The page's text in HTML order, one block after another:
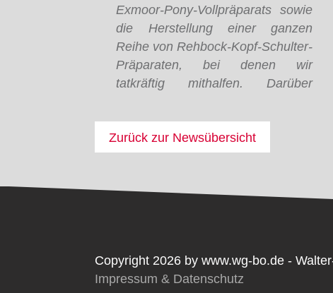
Exmoor-Pony-Vollpräparats sowie
die Herstellung einer ganzen
Reihe von Rehbock-Kopf-Schulter-
Präparaten, bei denen wir
tatkräftig mithalfen. Darüber
Zurück zur Newsübersicht
Copyright 2026 by www.wg-bo.de -
Impressum & Datenschutz